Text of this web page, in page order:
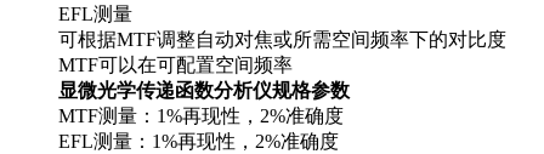
EFL测量
可根据MTF调整自动对焦或所需空间频率下的对比度
MTF可以在可配置空间频率
显微光学传递函数分析仪规格参数
MTF测量：1%再现性，2%准确度
EFL测量：1%再现性，2%准确度